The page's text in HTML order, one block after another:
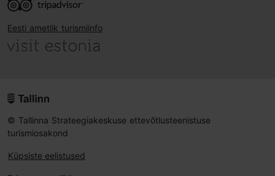
Eesti ametlik turismiinfo
© Tallinna Strateegiakeskuse ettevõtlusteenistuse
turismiosakond
Küpsiste eelistused